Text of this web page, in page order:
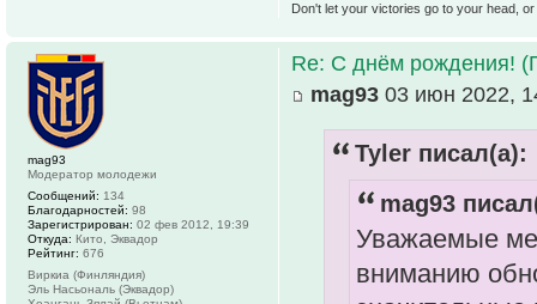
Don't let your victories go to your head,
Re: С днём рождения!
mag93 03 июн 2022,
Tyler писал(а):
mag93
Уважаемые
вниманию
mag93
Модератор молодежи
Сообщений: 134
Благодарностей: 98
Зарегистрирован: 02 фев 2012, 19:39
Откуда: Кито, Эквадор
Рейтинг: 676
Виркиа (Финляндия)
Эль Насьональ (Эквадор)